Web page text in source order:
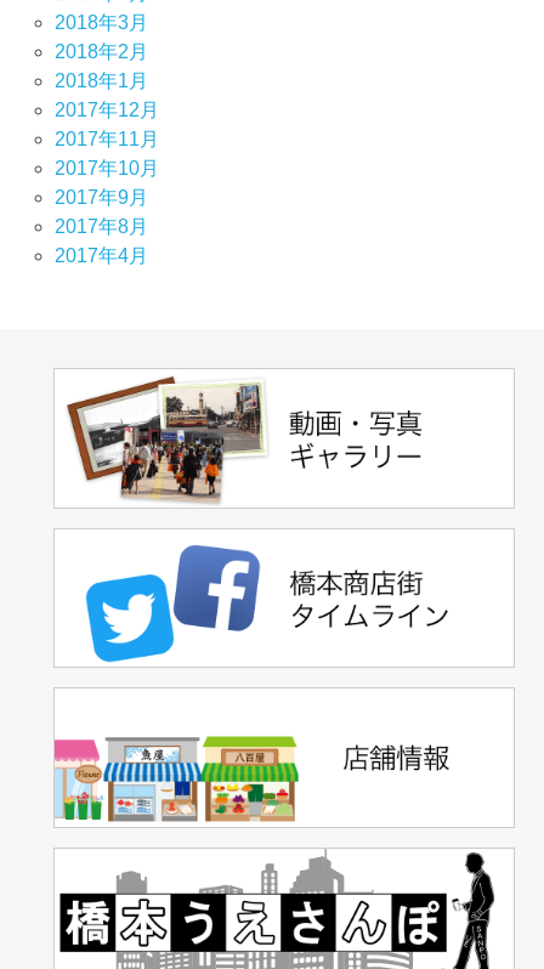
2018年3月
2018年2月
2018年1月
2017年12月
2017年11月
2017年10月
2017年9月
2017年8月
2017年4月